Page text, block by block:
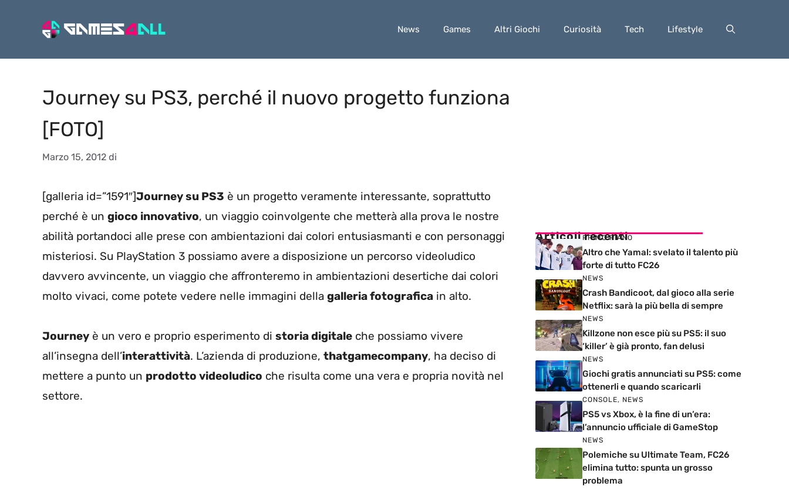
News Games Altri Giochi Curiosità Tech Lifestyle
Journey su PS3, perché il nuovo progetto funziona
[FOTO]
Marzo 15, 2012 di
[galleria id=”1591″]Journey su PS3 è un progetto veramente interessante, soprattutto
perché è un gioco innovativo, un viaggio coinvolgente che metterà alla prova le nostre
abilità portandoci alle prese con ambientazioni dai colori entusiasmanti e con personaggi
misteriosi. Su PlayStation 3 possiamo avere a disposizione un percorso videoludico
davvero avvincente, un viaggio che affronteremo in ambientazioni desertiche dai colori
molto vivaci, come potete vedere nelle immagini della galleria fotografica in alto.
Journey è un vero e proprio esperimento di storia digitale che possiamo vivere
all’insegna dell’interattività. L’azienda di produzione, thatgamecompany, ha deciso di
mettere a punto un prodotto videoludico che risulta come una vera e propria novità nel
settore.
Articoli recenti
PRIMO PIANO
Altro che Yamal: svelato il talento più
forte di tutto FC26
NEWS
Crash Bandicoot, dal gioco alla serie
Netflix: sarà la più bella di sempre
NEWS
Killzone non esce più su PS5: il suo
‘killer’ è già pronto, fan delusi
NEWS
Giochi gratis annunciati su PS5: come
ottenerli e quando scaricarli
CONSOLE, NEWS
PS5 vs Xbox, è la fine di un’era:
l’annuncio ufficiale di GameStop
NEWS
Polemiche su Ultimate Team, FC26
elimina tutto: spunta un grosso
problema